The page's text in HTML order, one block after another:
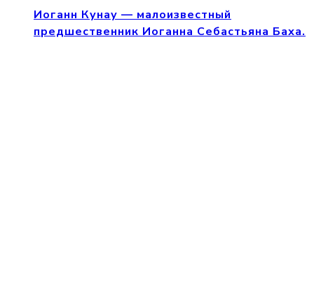
Иоганн Кунау — малоизвестный
предшественник Иоганна Себастьяна Баха.